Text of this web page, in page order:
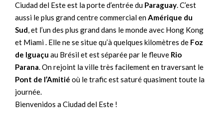
Ciudad del Este est la porte d’entrée du Paraguay. C’est
aussi le plus grand centre commercial enAmérique du
Sud, et l’un des plus grand dans le monde avec Hong Kong
et Miami . Elle ne se situe qu’à quelques kilomètres de Foz
de Iguaçu au Brésil et est séparée par le fleuve Rio
Parana. On rejoint la ville très facilement en traversant le
Pont de l’Amitié où le trafic est saturé quasiment toute la
journée.
Bienvenidos a Ciudad del Este !